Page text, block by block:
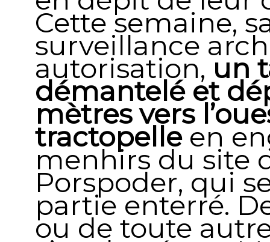
Cette semaine,
surveillance
autorisation, un
démantelé et
mètres vers
tractopelle en
menhirs du site
Porspoder, qui
partie enterré.
ou de toute